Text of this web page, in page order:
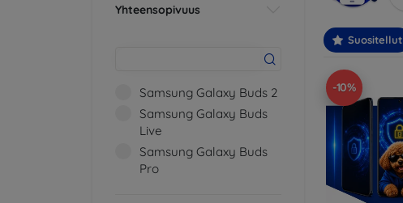
Yhteensopivuus
Samsung Galaxy Buds 2
Samsung Galaxy Buds
Live
Samsung Galaxy Buds
Pro
Suositellut
-10%